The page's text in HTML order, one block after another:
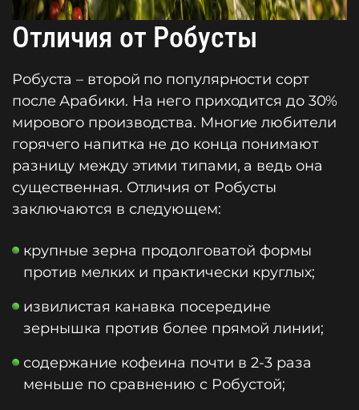
Отличия от Робусты
Робуста – второй по популярности сорт
после Арабики. На него приходится до 30%
мирового производства. Многие любители
горячего напитка не до конца понимают
разницу между этими типами, а ведь она
существенная. Отличия от Робусты
заключаются в следующем:
крупные зерна продолговатой формы
против мелких и практически круглых;
извилистая канавка посередине
зернышка против более прямой линии;
содержание кофеина почти в 2-3 раза
меньше по сравнению с Робустой;